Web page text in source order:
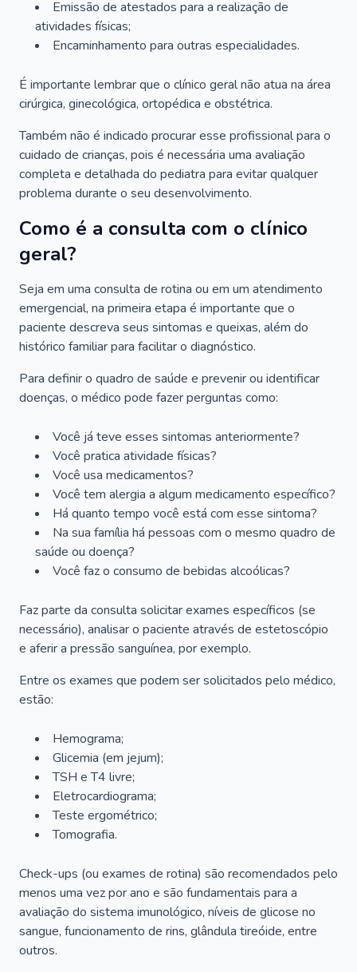
Emissão de atestados para a realização de
atividades físicas;
Encaminhamento para outras especialidades.
É importante lembrar que o clínico geral não atua na área
cirúrgica, ginecológica, ortopédica e obstétrica.
Também não é indicado procurar esse profissional para o
cuidado de crianças, pois é necessária uma avaliação
completa e detalhada do pediatra para evitar qualquer
problema durante o seu desenvolvimento.
Como é a consulta com o clínico
geral?
Seja em uma consulta de rotina ou em um atendimento
emergencial, na primeira etapa é importante que o
paciente descreva seus sintomas e queixas, além do
histórico familiar para facilitar o diagnóstico.
Para definir o quadro de saúde e prevenir ou identificar
doenças, o médico pode fazer perguntas como:
Você já teve esses sintomas anteriormente?
Você pratica atividade físicas?
Você usa medicamentos?
Você tem alergia a algum medicamento específico?
Há quanto tempo você está com esse sintoma?
Na sua família há pessoas com o mesmo quadro de
saúde ou doença?
Você faz o consumo de bebidas alcoólicas?
Faz parte da consulta solicitar exames específicos (se
necessário), analisar o paciente através de estetoscópio
e aferir a pressão sanguínea, por exemplo.
Entre os exames que podem ser solicitados pelo médico,
estão:
Hemograma;
Glicemia (em jejum);
TSH e T4 livre;
Eletrocardiograma;
Teste ergométrico;
Tomografia.
Check-ups (ou exames de rotina) são recomendados pelo
menos uma vez por ano e são fundamentais para a
avaliação do sistema imunológico, níveis de glicose no
sangue, funcionamento de rins, glândula tireóide, entre
outros.